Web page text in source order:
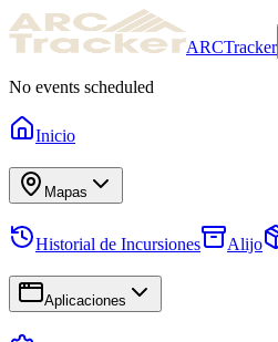
ARCTracker
No events scheduled
Inicio
Mapas
Historial de Incursiones Alijo
Aplicaciones